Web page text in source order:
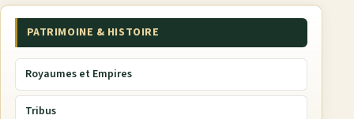
PATRIMOINE & HISTOIRE
Royaumes et Empires
Tribus